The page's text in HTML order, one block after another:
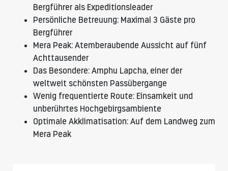
Bergführer als Expeditionsleader
Persönliche Betreuung: Maximal 3 Gäste pro
Bergführer
Mera Peak: Atemberaubende Aussicht auf fünf
Achttausender
Das Besondere: Amphu Lapcha, einer der
weltweit schönsten Passübergange
Wenig frequentierte Route: Einsamkeit und
unberührtes Hochgebirgsambiente
Optimale Akklimatisation: Auf dem Landweg zum
Mera Peak